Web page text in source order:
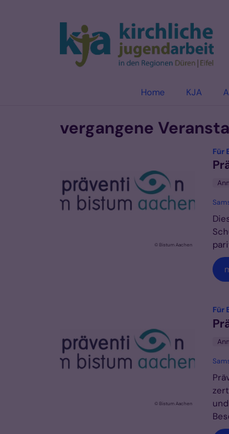
Home KJA
vergangene
© Bistum Aachen
Für
© Bistum Aachen
Für